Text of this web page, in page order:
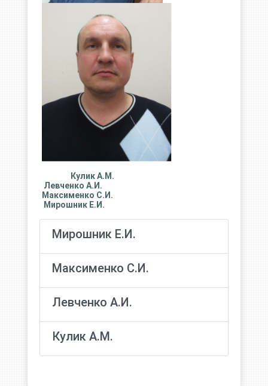
Кулик А.М.
Левченко А.И.
Максименко С.И.
Мирошник Е.И.
Мирошник Е.И.
Максименко С.И.
Левченко А.И.
Кулик А.М.